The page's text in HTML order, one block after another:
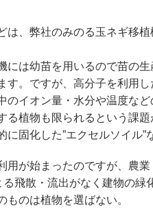
、弊社のみのる玉ネギ移
は幼苗を用いるので苗の
。ですが、高分子を利用
イオン量・水分や温度な
植物も限られるという課題
固化した”エクセルソイル”
が始まったのですが、農
飛散・流出がなく建物の緑
のは植物を選ばない。